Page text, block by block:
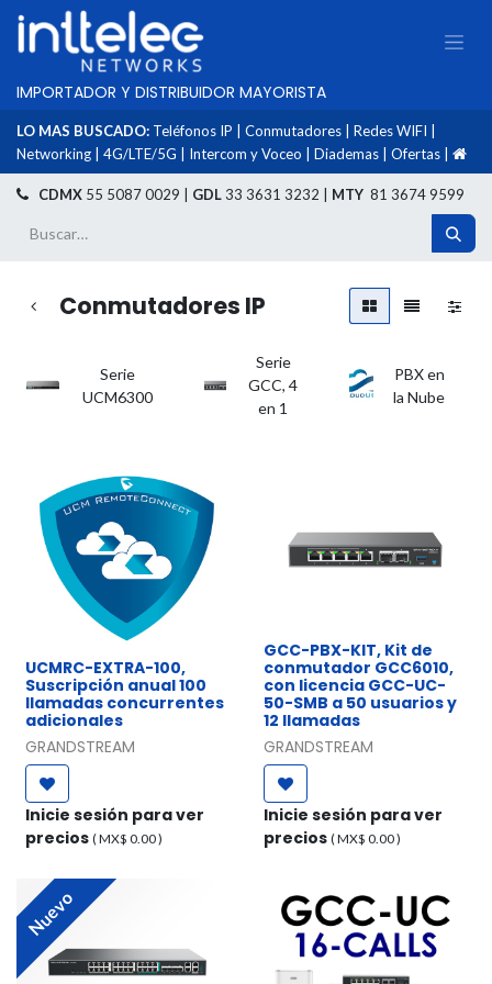
IMPORTADOR Y DISTRIBUIDOR MAYORISTA
LO MAS BUSCADO: Teléfonos IP Conmutadores Redes WIFI
Networking
4G/LTE/5G Intercom y Voceo Diademas Ofertas
CDMX 55 5087 0029 | GDL33 3631 3232 | MTY 81 3674 9599
Conmutadores IP
Serie
UCM6300
Serie
GCC, 4
en 1
PBX en
la Nube
UCMRC-EXTRA-100,
Suscripción anual 100
llamadas concurrentes
adicionales
GRANDSTREAM
Inicie sesión para ver
precios ( MX$ 0.00)
GCC-PBX-KIT, Kit de
conmutador GCC6010,
con licencia GCC-UC-
50-SMB a 50 usuarios y
12 llamadas
GRANDSTREAM
Inicie sesión para ver
precios ( MX$ 0.00)
Nuevo